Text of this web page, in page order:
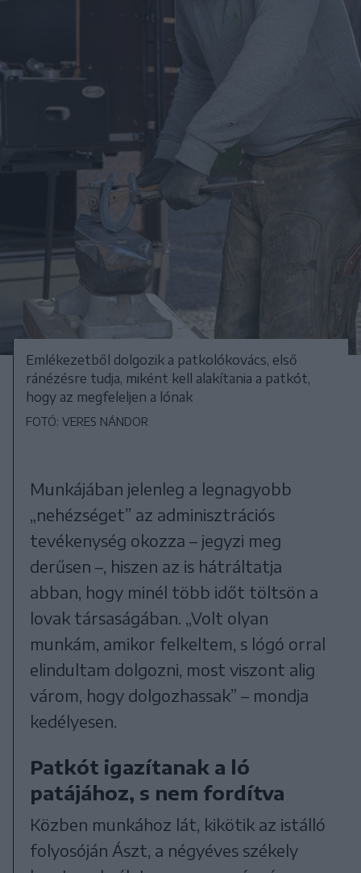
Emlékezetből dolgozik a patkolókovács, első
ránézésre tudja, miként kell alakítania a patkót,
hogy az megfeleljen a lónak
FOTÓ: VERES NÁNDOR
Munkájában jelenleg a legnagyobb
„nehézséget” az adminisztrációs
tevékenység okozza – jegyzi meg
derűsen –, hiszen az is hátráltatja
abban, hogy minél több időt töltsön a
lovak társaságában. „Volt olyan
munkám, amikor felkeltem, s lógó orral
elindultam dolgozni, most viszont alig
várom, hogy dolgozhassak” – mondja
kedélyesen.
Patkót igazítanak a ló
patájához, s nem fordítva
Közben munkához lát, kikötik az istálló
folyosóján Ászt, a négyéves székely